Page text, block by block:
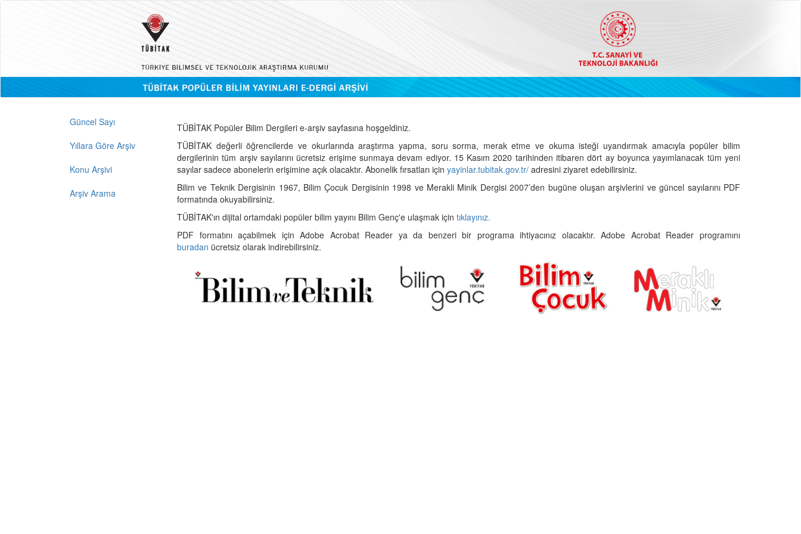
Güncel Sayı
Yıllara Göre Arşiv
Konu Arşivi
Arşiv Arama
TÜBİTAK Popüler Bilim Dergileri e-arşiv sayfasına hoşgeldiniz.
TÜBİTAK değerli öğrencilerde ve okurlarında araştırma yapma, soru sorma, merak etme ve okuma isteği uyandırmak amacıyla popüler bilim
dergilerinin tüm arşiv sayılarını ücretsiz erişime sunmaya devam ediyor. 15 Kasım 2020 tarihinden itibaren dört ay boyunca yayımlanacak tüm yeni
sayılar sadece abonelerin erişimine açık olacaktır. Abonelik fırsatları için yayinlar.tubitak.gov.tr/ adresini ziyaret edebilirsiniz.
Bilim ve Teknik Dergisinin 1967, Bilim Çocuk Dergisinin 1998 ve Merakli Minik Dergisi 2007’den bugüne oluşan arşivlerini ve güncel sayılarını PDF
formatında okuyabilirsiniz.
TÜBİTAK'ın dijital ortamdaki popüler bilim yayını Bilim Genç'e ulaşmak için tıklayınız.
PDF formatını açabilmek için Adobe Acrobat Reader ya da benzeri bir programa ihtiyacınız olacaktır. Adobe Acrobat Reader programını
buradan ücretsiz olarak indirebilirsiniz.